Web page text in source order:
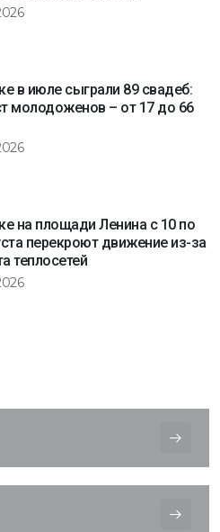
в июле сыграли 89 свадеб:
молодоженов – от 17 до 66
на площади Ленина с 10 по
перекроют движение из-за
теплосетей